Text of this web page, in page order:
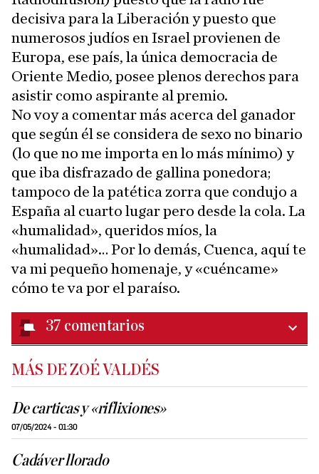
decisiva para la Liberación y puesto que
numerosos judíos en Israel provienen de
Europa, ese país, la única democracia de
Oriente Medio, posee plenos derechos para
asistir como aspirante al premio.
No voy a comentar más acerca del ganador
que según él se considera de sexo no binario
(lo que no me importa en lo más mínimo) y
que iba disfrazado de gallina ponedora;
tampoco de la patética zorra que condujo a
España al cuarto lugar pero desde la cola. La
«humalidad», queridos míos, la
«humalidad»… Por lo demás, Cuenca, aquí te
va mi pequeño homenaje, y «cuéncame»
cómo te va por el paraíso.
37 comentarios
MÁS DE ZOÉ VALDÉS
De carticas y «riflixiones»
07/05/2024 - 01:30
Cadáver llorado